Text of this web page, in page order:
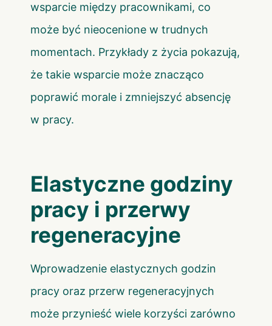
wsparcie między pracownikami, co
może być nieocenione w trudnych
momentach. Przykłady z życia pokazują,
że takie wsparcie może znacząco
poprawić morale i zmniejszyć absencję
w pracy.
Elastyczne godziny
pracy i przerwy
regeneracyjne
Wprowadzenie elastycznych godzin
pracy oraz przerw regeneracyjnych
może przynieść wiele korzyści zarówno